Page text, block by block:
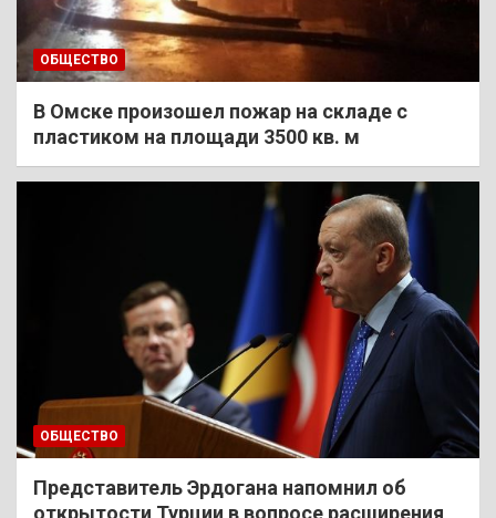
ОБЩЕСТВО
В Омске произошел пожар на складе с
пластиком на площади 3500 кв. м
ОБЩЕСТВО
Представитель Эрдогана напомнил об